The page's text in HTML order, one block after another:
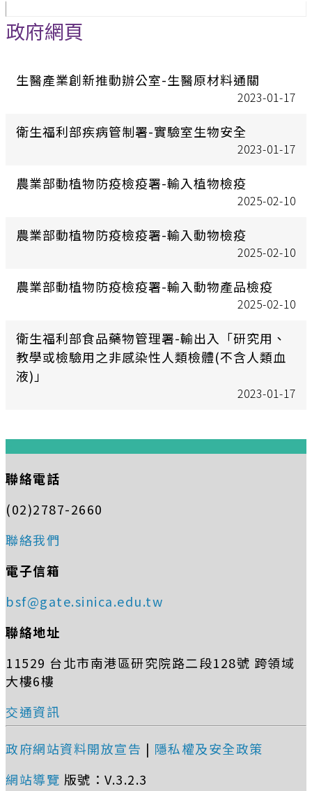
政府網頁
生醫產業創新推動辦公室-生醫原材料通關
2023-01-17
衛生福利部疾病管制署-實驗室生物安全
2023-01-17
農業部動植物防疫檢疫署-輸入植物檢疫
2025-02-10
農業部動植物防疫檢疫署-輸入動物檢疫
2025-02-10
農業部動植物防疫檢疫署-輸入動物產品檢疫
2025-02-10
衛生福利部食品藥物管理署-輸出入「研究用、
教學或檢驗用之非感染性人類檢體(不含人類血
液)」
2023-01-17
聯絡電話
(02)2787-2660
聯絡我們
電子信箱
bsf@gate.sinica.edu.tw
聯絡地址
11529 台北市南港區研究院路二段128號 跨領域
大樓6樓
交通資訊
政府網站資料開放宣告 | 隱私權及安全政策
網站導覽 版號：V.3.2.3